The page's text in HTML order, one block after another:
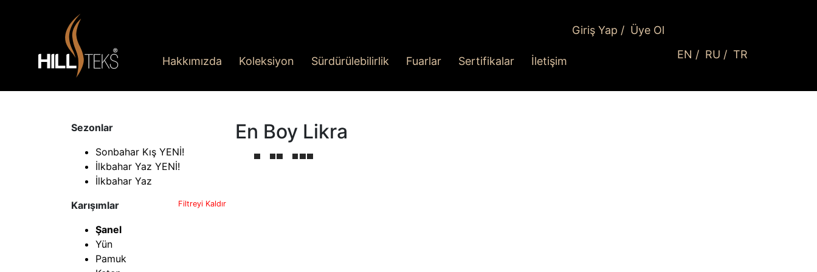
Hakkımızda Koleksiyon Sürdürülebilirlik Fuarlar Sertifikalar İletişim
Giriş Yap / Üye Ol
EN / RU / TR
Sezonlar
Sonbahar Kış YENİ!
İlkbahar Yaz YENİ!
İlkbahar Yaz
Karışımlar
Filtreyi Kaldır
Şanel
Yün
Pamuk
En Boy Likra